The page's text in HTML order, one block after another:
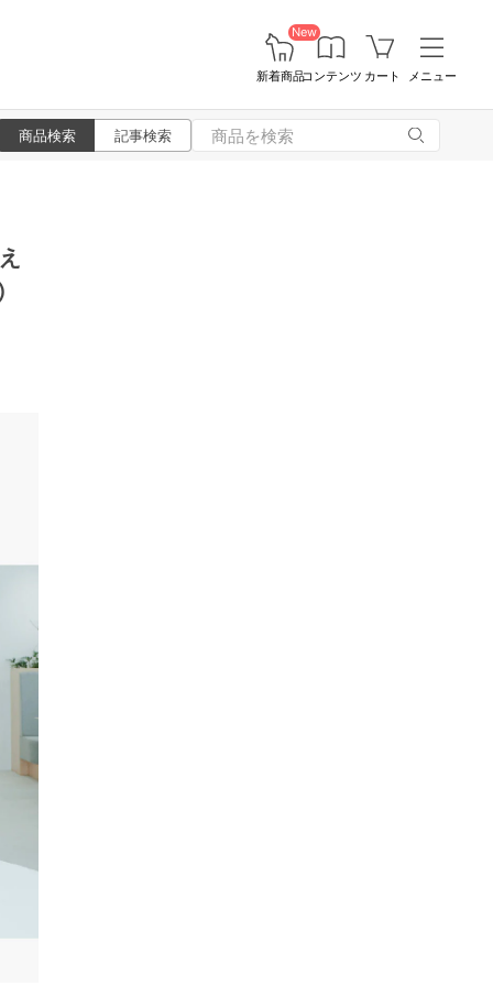
New
新着商品コンテンツ カート メニュー
商品検索 記事検索